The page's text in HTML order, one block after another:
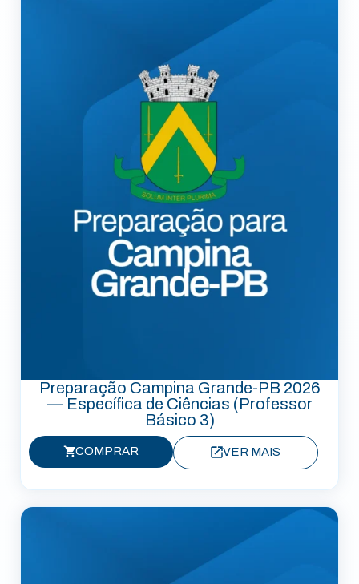
Preparação Campina Grande-PB 2026
— Específica de Ciências (Professor
Básico 3)
COMPRAR VER MAIS